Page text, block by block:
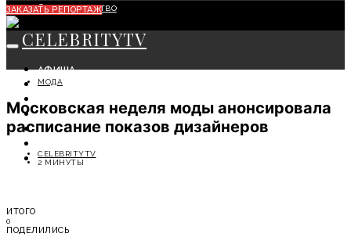
Сотрудничество
ЗАКАЗАТЬ РЕПОРТАЖ
CELEBRITYTV
АФИША
СОБЫТИЯ
МОДА
ЛИЧНОСТЬ
СОВЕТЫ ЭКСПЕРТОВ
МОДА
Московская неделя моды анонсировала
расписание показов дизайнеров
CELEBRITYTV
2 МИНУТЫ
ИТОГО
0
ПОДЕЛИЛИСЬ